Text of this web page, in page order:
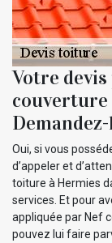
Votre
couverture
Oui, si vous
d’appeler et
toiture à Hermies
services. Et pour
appliquée par Nef
pouvez lui faire